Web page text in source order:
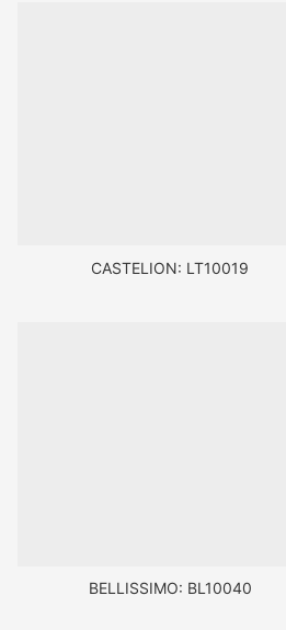
CASTELION: LT10019
BELLISSIMO: BL10040